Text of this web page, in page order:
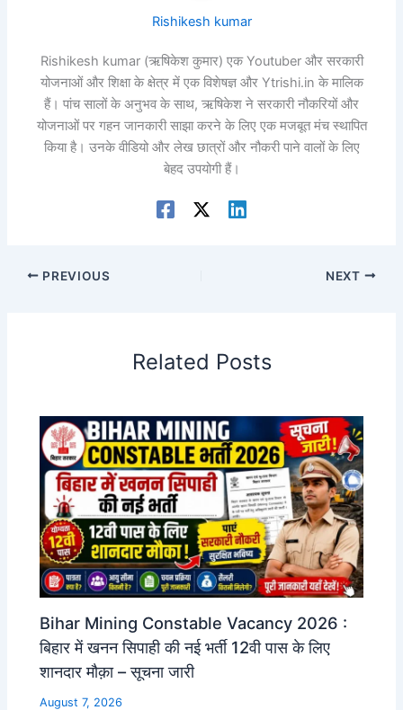
Rishikesh kumar
Rishikesh kumar (ऋषिकेश कुमार) एक Youtuber और सरकारी
योजनाओं और शिक्षा के क्षेत्र में एक विशेषज्ञ और Ytrishi.in के मालिक
हैं। पांच सालों के अनुभव के साथ, ऋषिकेश ने सरकारी नौकरियों और
योजनाओं पर गहन जानकारी साझा करने के लिए एक मजबूत मंच स्थापित
किया है। उनके वीडियो और लेख छात्रों और नौकरी पाने वालों के लिए
बेहद उपयोगी हैं।
PREVIOUS NEXT
Related Posts
Bihar Mining Constable Vacancy 2026 :
बिहार में खनन सिपाही की नई भर्ती 12वी पास के लिए
शानदार मौक़ा – सूचना जारी
August 7, 2026